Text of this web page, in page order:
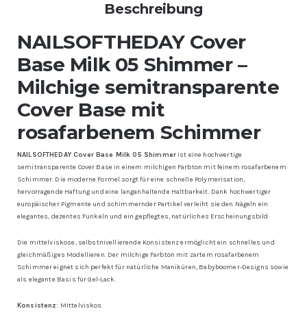
Beschreibung
NAILSOFTHEDAY Cover
Base Milk 05 Shimmer –
Milchige semitransparente
Cover Base mit
rosafarbenem Schimmer
NAILSOFTHEDAY Cover Base Milk 05 Shimmerist eine hochwertige
semitransparente Cover Base in einem milchigen Farbton mit feinem rosafarbenem
Schimmer. Die moderne Formel sorgt für eine schnelle Polymerisation,
hervorragende Haftung und eine langanhaltende Haltbarkeit. Dank hochwertiger
europäischer Pigmente und schimmernder Partikel verleiht sie den Nägeln ein
elegantes, dezentes Funkeln und ein gepflegtes, natürliches Erscheinungsbild.
Die mittelviskose, selbstnivellierende Konsistenz ermöglicht ein schnelles und
gleichmäßiges Modellieren. Der milchige Farbton mit zartem rosafarbenem
Schimmer eignet sich perfekt für natürliche Maniküren, Babyboomer-Designs sowie
als elegante Basis für Gel-Lack.
Konsistenz: Mittelviskos